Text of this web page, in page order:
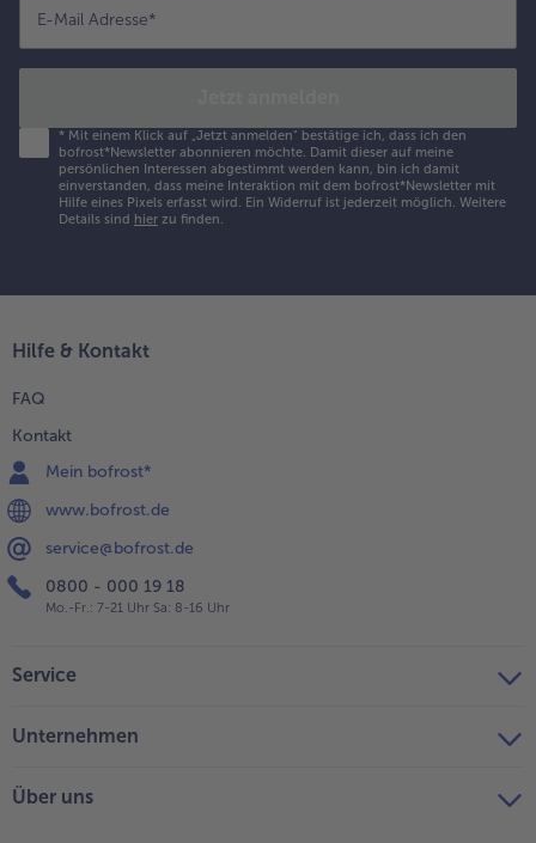
Risotto auf
verteilen
anrichten.
etwas
E-Mail Adresse*
* Mit einem Klick auf „Jetzt anmelden" bestätige ich, dass ich den
bofrost*Newsletter abonnieren möchte. Damit dieser auf meine
persönlichen Interessen abgestimmt werden kann, bin ich damit
einverstanden, dass meine Interaktion mit dem bofrost*Newsletter mit
Hilfe eines Pixels erfasst wird. Ein Widerruf ist jederzeit möglich. Weitere
Details sind hier zu finden.
Hilfe & Kontakt
FAQ
Kontakt
Mein bofrost*
www.bofrost.de
service@bofrost.de
0800 - 000 19 18
Mo.-Fr.: 7-21 Uhr Sa: 8-16 Uhr
Service
Unternehmen
Über uns